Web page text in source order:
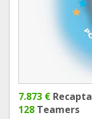
7.873 €
128 Teamers